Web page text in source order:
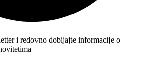
i redovno dobijajte informacije o